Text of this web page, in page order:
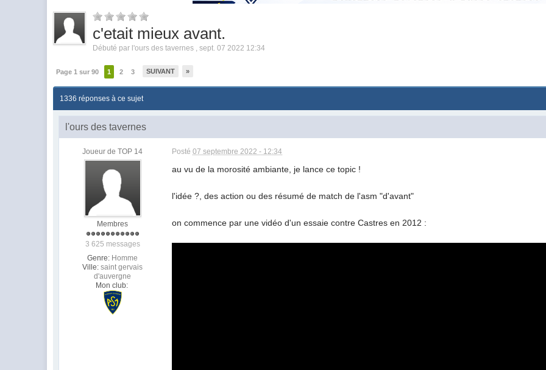
c'etait mieux avant.
Débuté par l'ours des tavernes ,sept. 07 2022 12:34
Page 1 sur 90 1 2 3 SUIVANT »
1336 réponses à ce sujet
l'ours des tavernes
Joueur de TOP 14
Membres
3 625 messages
Genre: Homme
Ville: saint gervais
d'auvergne
Mon club:
Posté07 septembre 2022 - 12:34
au vu de la morosité ambiante, je lance ce topic !
l'idée ?, des action ou des résumé de match de l'asm "d'avant"
on commence par une vidéo d'un essaie contre Castres en 2012 :